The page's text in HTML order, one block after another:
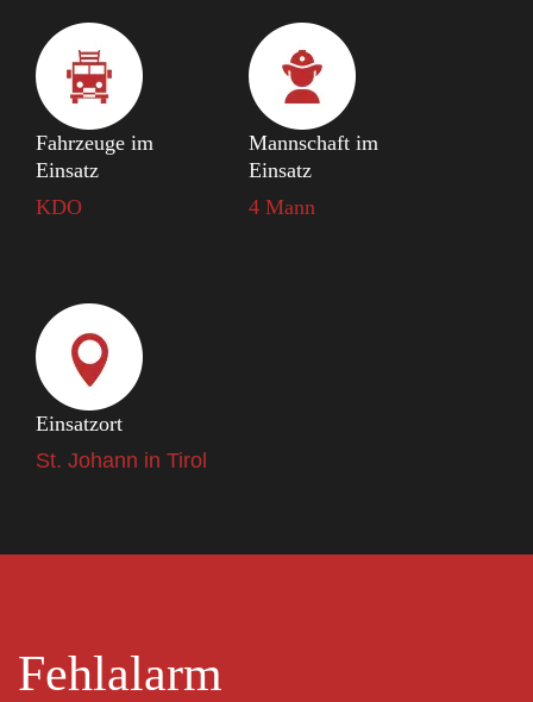
Fahrzeuge im
Einsatz
KDO
Mannschaft im
Einsatz
4 Mann
Einsatzort
St. Johann in Tirol
Fehlalarm